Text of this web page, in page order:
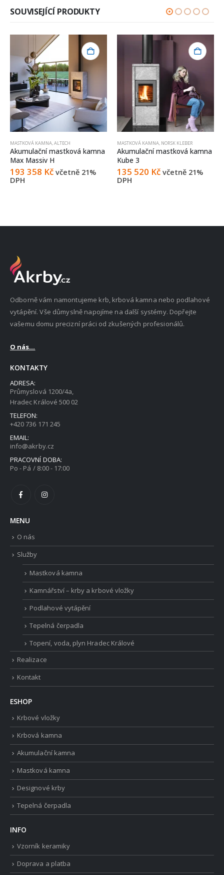
SOUVISEJÍCÍ PRODUKTY
MASTKOVÁ KAMNA,ALTECH
Akumulační mastková kamna
Max Massiv H
193 358 Kč včetně 21%
DPH
MASTKOVÁ KAMNA, NORSK KLEBER
Akumulační mastková kamna
Kube 3
135 520 Kč včetně 21%
DPH
Odborně vám namontujeme krb, krbová kamna nebo podlahové
vytápění. Vše důmyslně napojíme na další systémy. Dopřejte
vašemu domu precizní práci od zkušených profesionálů.
O nás...
KONTAKTY
ADRESA:
Průmyslová 1200/4a,
Hradec Králové 500 02
TELEFON:
+420 736 171 245
EMAIL:
info@akrby.cz
PRACOVNÍ DOBA:
Po - Pá / 8:00 - 17:00
MENU
O nás
Služby
Mastková kamna
Kamnářství – krby a krbové vložky
Podlahové vytápění
Tepelná čerpadla
Topení, voda, plyn Hradec Králové
Realizace
Kontakt
ESHOP
Krbové vložky
Krbová kamna
Akumulační kamna
Mastková kamna
Designové krby
Tepelná čerpadla
INFO
Vzorník keramiky
Doprava a platba